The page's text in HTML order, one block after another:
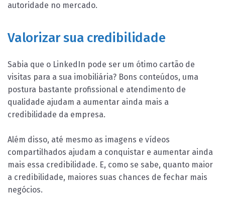
autoridade no mercado.
Valorizar sua credibilidade
Sabia que o LinkedIn pode ser um ótimo cartão de
visitas para a sua imobiliária? Bons conteúdos, uma
postura bastante profissional e atendimento de
qualidade ajudam a aumentar ainda mais a
credibilidade da empresa.
Além disso, até mesmo as imagens e vídeos
compartilhados ajudam a conquistar e aumentar ainda
mais essa credibilidade. E, como se sabe, quanto maior
a credibilidade, maiores suas chances de fechar mais
negócios.